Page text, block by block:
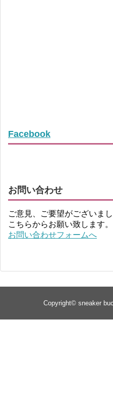
Facebook
お問い合わせ
ご意見、ご要望がございま
こちらからお願い致します。
お問い合わせフォームへ
Copyright© sneaker